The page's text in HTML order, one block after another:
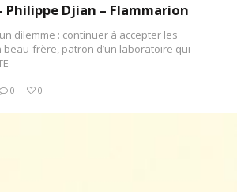
Philippe Djian – Flammarion
dilemme : continuer à accepter les
frère, patron d’un laboratoire qui
0 0